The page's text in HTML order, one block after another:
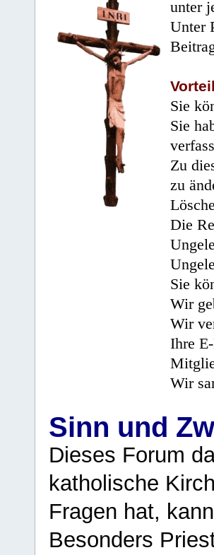
unter
Unter
Sie
Sie
Zu
zu
Die
Sie
Wir
Wir
Ihre
Wir
Sinn und
Dieses Forum
katholische
Fragen hat,
Besonders